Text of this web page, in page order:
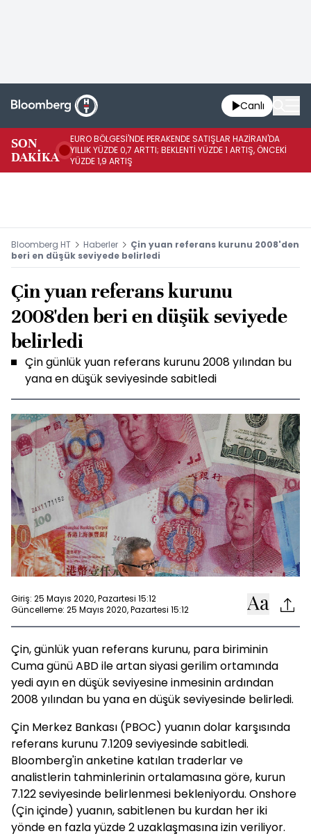
Canlı
SON
DAKİKA
EURO BÖLGESİ'NDE PERAKENDE SATIŞLAR HAZİRAN'DA
YILLIK YÜZDE 0,7 ARTTI; BEKLENTİ YÜZDE 1 ARTIŞ, ÖNCEKİ
YÜZDE 1,9 ARTIŞ
Bloomberg HT Haberler
Çin yuan referans kurunu 2008'den
beri en düşük seviyede belirledi
Çin yuan referans kurunu
2008'den beri en düşük seviyede
belirledi
Çin günlük yuan referans kurunu 2008 yılından bu
yana en düşük seviyesinde sabitledi
Giriş: 25 Mayıs 2020, Pazartesi 15:12
Güncelleme: 25 Mayıs 2020, Pazartesi 15:12
Çin, günlük yuan referans kurunu, para biriminin
Cuma günü ABD ile artan siyasi gerilim ortamında
yedi ayın en düşük seviyesine inmesinin ardından
2008 yılından bu yana en düşük seviyesinde belirledi.
Çin Merkez Bankası (PBOC) yuanın dolar karşısında
referans kurunu 7.1209 seviyesinde sabitledi.
Bloomberg'in anketine katılan traderlar ve
analistlerin tahminlerinin ortalamasına göre, kurun
7.122 seviyesinde belirlenmesi bekleniyordu. Onshore
(Çin içinde) yuanın, sabitlenen bu kurdan her iki
yönde en fazla yüzde 2 uzaklaşmasına izin veriliyor.